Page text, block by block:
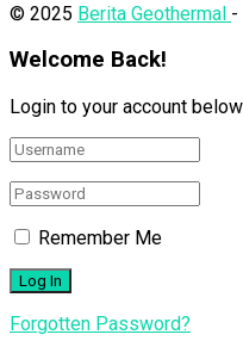
© 2025 Berita Geothermal -
Welcome Back!
Login to your account below
Remember Me
Forgotten Password?